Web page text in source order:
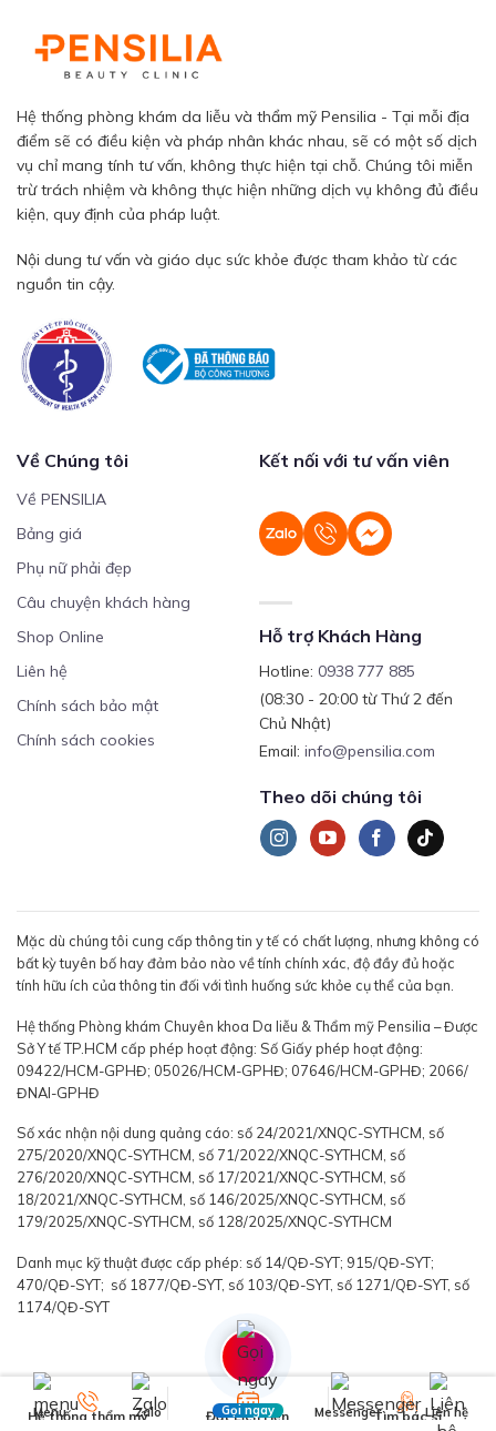
Hệ thống phòng khám da liễu và thẩm mỹ Pensilia - Tại mỗi địa
điểm sẽ có điều kiện và pháp nhân khác nhau, sẽ có một số dịch
vụ chỉ mang tính tư vấn, không thực hiện tại chỗ. Chúng tôi miễn
trừ trách nhiệm và không thực hiện những dịch vụ không đủ điều
kiện, quy định của pháp luật.
Nội dung tư vấn và giáo dục sức khỏe được tham khảo từ các
nguồn tin cậy.
Về Chúng tôi
Về PENSILIA
Bảng giá
Phụ nữ phải đẹp
Câu chuyện khách hàng
Shop Online
Liên hệ
Chính sách bảo mật
Chính sách cookies
Kết nối với tư vấn viên
Hỗ trợ Khách Hàng
Hotline: 0938 777 885
(08:30 - 20:00 từ Thứ 2 đến
Chủ Nhật)
Email: info@pensilia.com
Theo dõi chúng tôi
Mặc dù chúng tôi cung cấp thông tin y tế có chất lượng, nhưng không có
bất kỳ tuyên bố hay đảm bảo nào về tính chính xác, độ đầy đủ hoặc
tính hữu ích của thông tin đối với tình huống sức khỏe cụ thể của bạn.
Hệ thống Phòng khám Chuyên khoa Da liễu & Thẩm mỹ Pensilia – Được
Sở Y tế TP.HCM cấp phép hoạt động: Số Giấy phép hoạt động:
09422/HCM-GPHĐ; 05026/HCM-GPHĐ; 07646/HCM-GPHĐ; 2066/
ĐNAI-GPHĐ
Số xác nhận nội dung quảng cáo: số 24/2021/XNQC-SYTHCM, số
275/2020/XNQC-SYTHCM, số 71/2022/XNQC-SYTHCM, số
276/2020/XNQC-SYTHCM, số 17/2021/XNQC-SYTHCM, số
18/2021/XNQC-SYTHCM, số 146/2025/XNQC-SYTHCM, số
179/2025/XNQC-SYTHCM, số 128/2025/XNQC-SYTHCM
Danh mục kỹ thuật được cấp phép: số 14/QĐ-SYT; 915/QĐ-SYT;
470/QĐ-SYT; số 1877/QĐ-SYT, số 103/QĐ-SYT, số 1271/QĐ-SYT, số
1174/QĐ-SYT
Hệ thống thẩm mỹ Đặt Lịch Hẹn Tìm bác sĩ
Menu Zalo Gọi ngay Messenger Liên hệ